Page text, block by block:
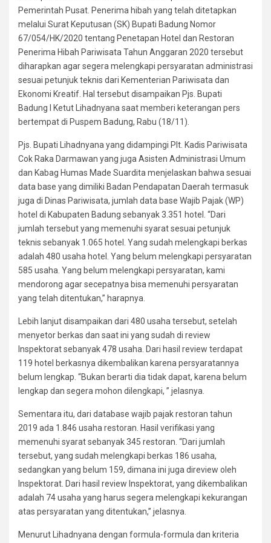
Pemerintah Pusat. Penerima hibah yang telah ditetapkan
melalui Surat Keputusan (SK) Bupati Badung Nomor
67/054/HK/2020 tentang Penetapan Hotel dan Restoran
Penerima Hibah Pariwisata Tahun Anggaran 2020 tersebut
diharapkan agar segera melengkapi persyaratan administrasi
sesuai petunjuk teknis dari Kementerian Pariwisata dan
Ekonomi Kreatif. Hal tersebut disampaikan Pjs. Bupati
Badung I Ketut Lihadnyana saat memberi keterangan pers
bertempat di Puspem Badung, Rabu (18/11).
Pjs. Bupati Lihadnyana yang didampingi Plt. Kadis Pariwisata
Cok Raka Darmawan yang juga Asisten Administrasi Umum
dan Kabag Humas Made Suardita menjelaskan bahwa sesuai
data base yang dimiliki Badan Pendapatan Daerah termasuk
juga di Dinas Pariwisata, jumlah data base Wajib Pajak (WP)
hotel di Kabupaten Badung sebanyak 3.351 hotel. “Dari
jumlah tersebut yang memenuhi syarat sesuai petunjuk
teknis sebanyak 1.065 hotel. Yang sudah melengkapi berkas
adalah 480 usaha hotel. Yang belum melengkapi persyaratan
585 usaha. Yang belum melengkapi persyaratan, kami
mendorong agar secepatnya bisa memenuhi persyaratan
yang telah ditentukan,” harapnya.
Lebih lanjut disampaikan dari 480 usaha tersebut, setelah
menyetor berkas dan saat ini yang sudah di review
Inspektorat sebanyak 478 usaha. Dari hasil review terdapat
119 hotel berkasnya dikembalikan karena persyaratannya
belum lengkap. “Bukan berarti dia tidak dapat, karena belum
lengkap dan segera mohon dilengkapi, ” jelasnya.
Sementara itu, dari database wajib pajak restoran tahun
2019 ada 1.846 usaha restoran. Hasil verifikasi yang
memenuhi syarat sebanyak 345 restoran. “Dari jumlah
tersebut, yang sudah melengkapi berkas 186 usaha,
sedangkan yang belum 159, dimana ini juga direview oleh
Inspektorat. Dari hasil review Inspektorat, yang dikembalikan
adalah 74 usaha yang harus segera melengkapi kekurangan
atas persyaratan yang ditentukan,” jelasnya.
Menurut Lihadnyana dengan formula-formula dan kriteria